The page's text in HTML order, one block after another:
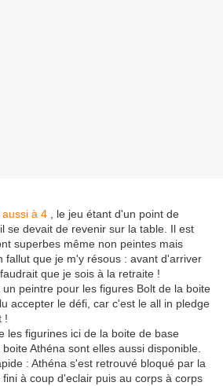
aussi à 4
, le jeu étant d'un point de
se devait de revenir sur la table. Il est
superbes même non peintes mais
fallut que je m'y résous : avant d'arriver
que je sois à la retraite !
peintre pour les figures Bolt de la boite
accepter le défi, car c'est le all in pledge
!
les figurines ici de la boite de base
Athéna sont elles aussi disponible.
: Athéna s'est retrouvé bloqué par la
à coup d'eclair puis au corps à corps